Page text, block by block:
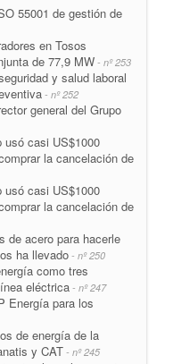
55001 de gestión de
en Tosos
de 77,9 MW - nº 253
y salud laboral
- nº 252
general del Grupo
usó casi US$1000
la cancelación de
usó casi US$1000
la cancelación de
de acero para hacerle
ha llevado - nº 250
como tres
eléctrica - nº 247
Energía para los
de energía de la
y CAT - nº 245